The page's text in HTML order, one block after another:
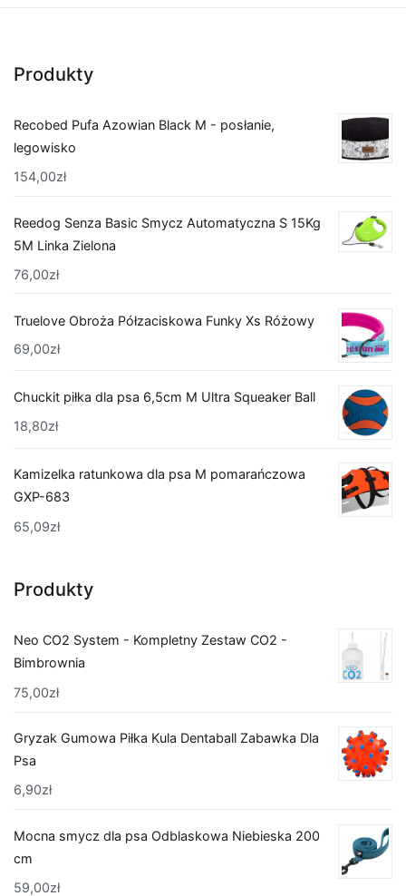
Produkty
Recobed Pufa Azowian Black M - posłanie,
legowisko
154,00zł
Reedog Senza Basic Smycz Automatyczna S 15Kg
5M Linka Zielona
76,00zł
Truelove Obroża Półzaciskowa Funky Xs Różowy
69,00zł
Chuckit piłka dla psa 6,5cm M Ultra Squeaker Ball
18,80zł
Kamizelka ratunkowa dla psa M pomarańczowa
GXP-683
65,09zł
Produkty
Neo CO2 System - Kompletny Zestaw CO2 -
Bimbrownia
75,00zł
Gryzak Gumowa Piłka Kula Dentaball Zabawka Dla
Psa
6,90zł
Mocna smycz dla psa Odblaskowa Niebieska 200
cm
59,00zł